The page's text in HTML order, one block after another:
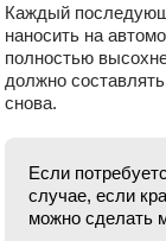
Каждый
наносить на
полностью
должно
снова.
Если
случае, если
можно сделать